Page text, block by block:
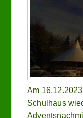
Am
Schulhaus